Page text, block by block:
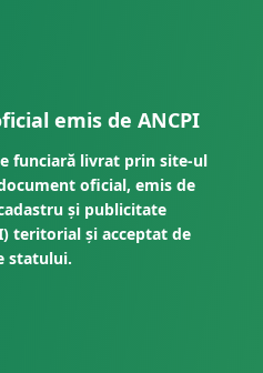
emis de ANCPI
funciară livrat prin site-ul
oficial, emis de
și publicitate
teritorial și acceptat de
statului.